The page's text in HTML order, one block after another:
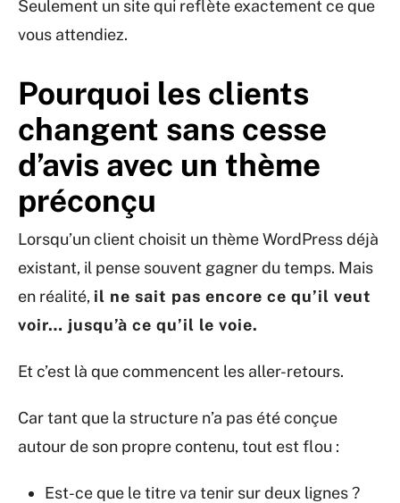
Seulement un site qui reflète exactement ce que
vous attendiez.
Pourquoi les clients
changent sans cesse
d’avis avec un thème
préconçu
Lorsqu’un client choisit un thème WordPress déjà
existant, il pense souvent gagner du temps. Mais
en réalité, il ne sait pas encore ce qu’il veut
voir… jusqu’à ce qu’il le voie.
Et c’est là que commencent les aller-retours.
Car tant que la structure n’a pas été conçue
autour de son propre contenu, tout est flou :
Est-ce que le titre va tenir sur deux lignes ?